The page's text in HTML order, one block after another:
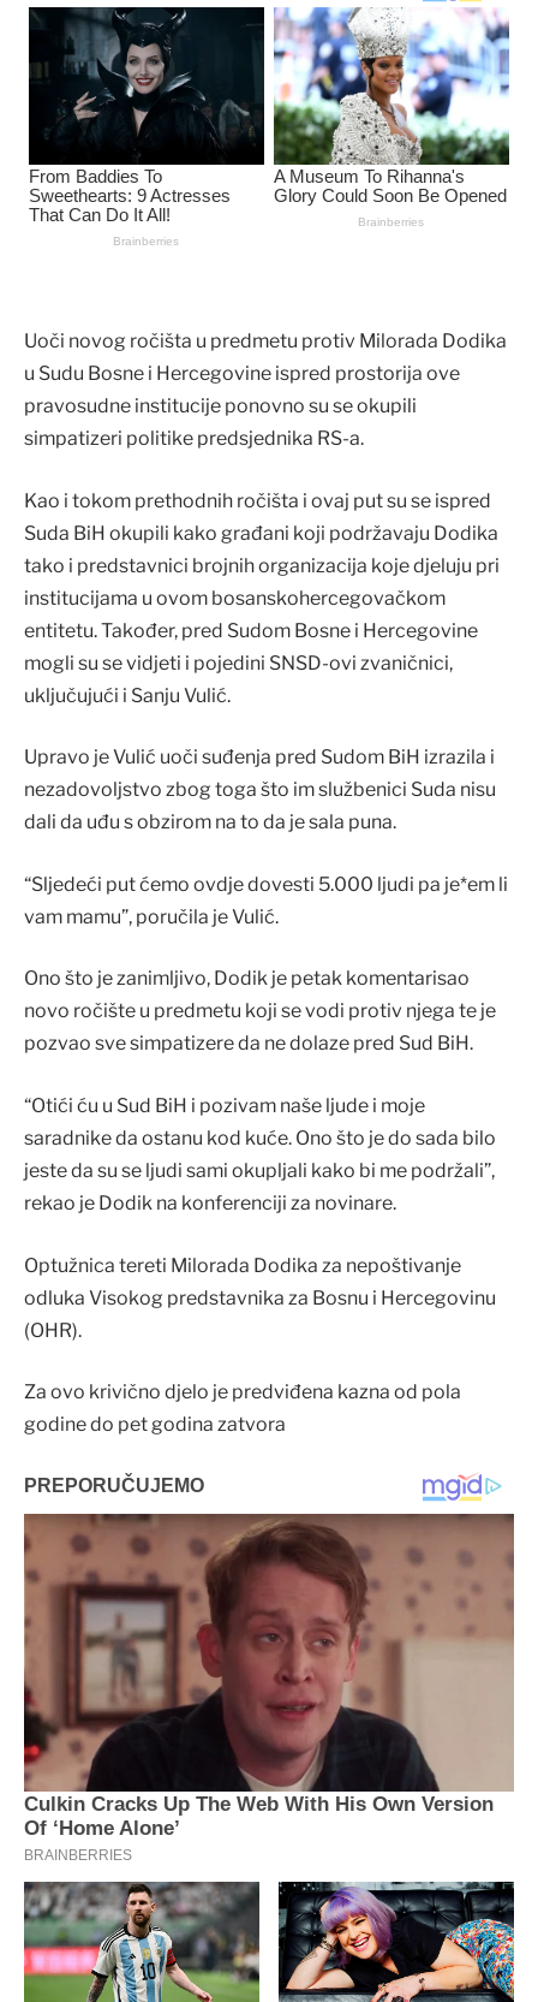
Uoči novog ročišta u predmetu protiv Milorada Dodika
u Sudu Bosne i Hercegovine ispred prostorija ove
pravosudne institucije ponovno su se okupili
simpatizeri politike predsjednika RS-a.
Kao i tokom prethodnih ročišta i ovaj put su se ispred
Suda BiH okupili kako građani koji podržavaju Dodika
tako i predstavnici brojnih organizacija koje djeluju pri
institucijama u ovom bosanskohercegovačkom
entitetu. Također, pred Sudom Bosne i Hercegovine
mogli su se vidjeti i pojedini SNSD-ovi zvaničnici,
uključujući i Sanju Vulić.
Upravo je Vulić uoči suđenja pred Sudom BiH izrazila i
nezadovoljstvo zbog toga što im službenici Suda nisu
dali da uđu s obzirom na to da je sala puna.
“Sljedeći put ćemo ovdje dovesti 5.000 ljudi pa je*em li
vam mamu”, poručila je Vulić.
Ono što je zanimljivo, Dodik je petak komentarisao
novo ročište u predmetu koji se vodi protiv njega te je
pozvao sve simpatizere da ne dolaze pred Sud BiH.
“Otići ću u Sud BiH i pozivam naše ljude i moje
saradnike da ostanu kod kuće. Ono što je do sada bilo
jeste da su se ljudi sami okupljali kako bi me podržali”,
rekao je Dodik na konferenciji za novinare.
Optužnica tereti Milorada Dodika za nepoštivanje
odluka Visokog predstavnika za Bosnu i Hercegovinu
(OHR).
Za ovo krivično djelo je predviđena kazna od pola
godine do pet godina zatvora